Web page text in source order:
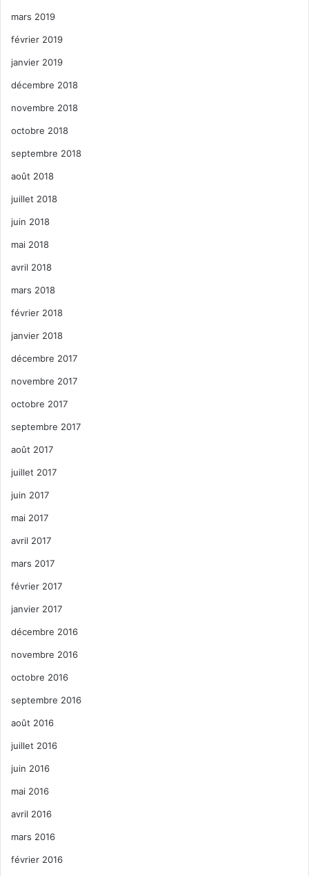
mars 2019
février 2019
janvier 2019
décembre 2018
novembre 2018
octobre 2018
septembre 2018
août 2018
juillet 2018
juin 2018
mai 2018
avril 2018
mars 2018
février 2018
janvier 2018
décembre 2017
novembre 2017
octobre 2017
septembre 2017
août 2017
juillet 2017
juin 2017
mai 2017
avril 2017
mars 2017
février 2017
janvier 2017
décembre 2016
novembre 2016
octobre 2016
septembre 2016
août 2016
juillet 2016
juin 2016
mai 2016
avril 2016
mars 2016
février 2016